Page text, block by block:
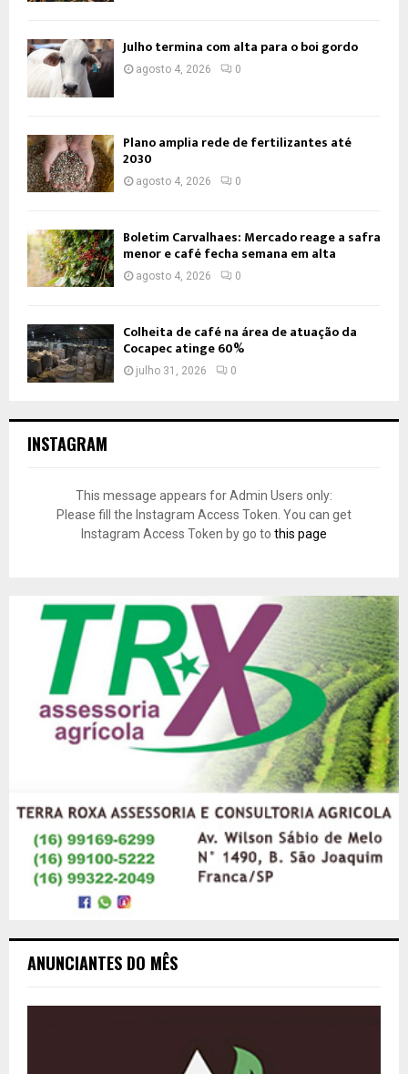
Julho termina com alta para o boi gordo
agosto 4, 2026 0
Plano amplia rede de fertilizantes até
2030
agosto 4, 2026 0
Boletim Carvalhaes: Mercado reage a safra
menor e café fecha semana em alta
agosto 4, 2026 0
Colheita de café na área de atuação da
Cocapec atinge 60%
julho 31, 2026 0
INSTAGRAM
This message appears for Admin Users only:
Please fill the Instagram Access Token. You can get
Instagram Access Token by go to this page
ANUNCIANTES DO MÊS